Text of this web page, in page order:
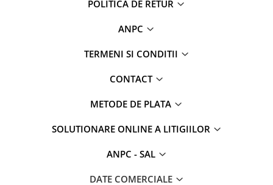
POLITICA DE RETUR
ANPC
TERMENI SI CONDITII
CONTACT
METODE DE PLATA
SOLUTIONARE ONLINE A LITIGIILOR
ANPC - SAL
DATE COMERCIALE